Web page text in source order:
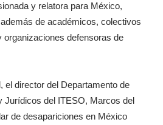
y relatora para México,
de académicos, colectivos
defensoras de
el director del Departamento de
Jurídicos del ITESO, Marcos del
de desapariciones en México